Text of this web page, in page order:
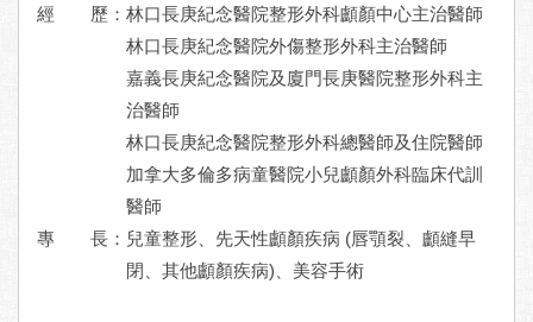
經 歷： 林口長庚紀念醫院整形外科顱顏中心主治醫師
林口長庚紀念醫院外傷整形外科主治醫師
嘉義長庚紀念醫院及廈門長庚醫院整形外科主
治醫師
林口長庚紀念醫院整形外科總醫師及住院醫師
加拿大多倫多病童醫院小兒顱顏外科臨床代訓
醫師
專 長： 兒童整形、先天性顱顏疾病 (唇顎裂、顱縫早
閉、其他顱顏疾病)、美容手術